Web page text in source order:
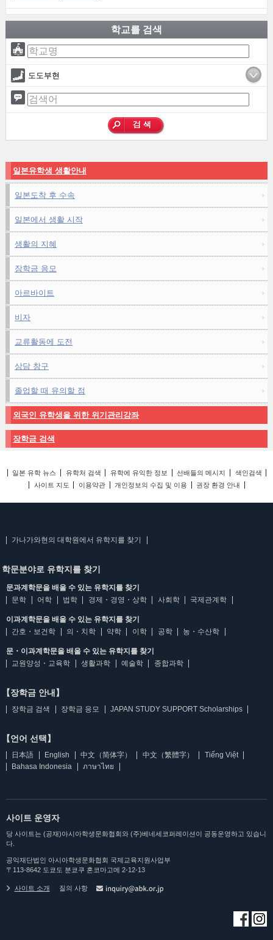
학교를 검색
도도부현
일본유학생 생활안내
일본도착 후 수속
일본에서 생활 시작
생활의 지혜
장학금 응모
아르바이트
비자
교류활동에 도전
상담 창구
졸업할 때 유의할 점
외국인 유학생을 위한 위기관리강좌
장학금 검색
일본 유학 뉴스 유학처 검색 유학에 유익한 정보 선배들의 메시지
색인검색
사이트 지도
이용약관 개인정보의 수집 및 이용 권장 환경 안내
가나가와현의 대학원에서 유학지를 찾기
학문분야로 유학지를 찾기
문과계학문을 배울 수 있는 유학지를 찾기
문학
어학 법학 경제・경영・상학 사회학 국제관계학
이과계학문을 배울 수 있는 유학지를 찾기
간호・보건학
의・치학 약학 이학 공학 농・수산학
문・이과계학문을 배울 수 있는 유학지를 찾기
교원양성・교육학
생활과학 예술학 종합과학
【장학금 안내】
장학금 검색 장학금 응모 JAPAN STUDY SUPPORT Scholarships
【언어 선택】
日本語 English 中文（简体字） 中文（繁體字）
Tiếng Việt
Bahasa Indonesia
ภาษาไทย
사이트 운영자
당 사이트는 (공재)아시아학생문화협회와 (주)베네세코퍼레이션이 공동운영하고 있습니
다.
공익재단법인 아시아학생문화협회 국제교육지원사업부
〒113-8642 도쿄도 분쿄쿠 혼코마고메 2-12-13
사이트 소개 질의 사항